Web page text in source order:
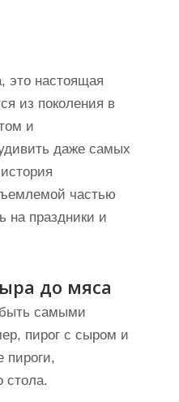
это настоящая
из поколения в
и
даже самых
частью
на праздники и
до мяса
быть самыми
пирог с сыром и
пироги,
стола.